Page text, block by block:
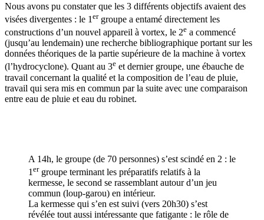
Nous avons pu constater que les 3 différents objectifs avaient des
visées divergentes : le 1 ergroupe a entamé directement les
constructions d’un nouvel appareil à vortex, le 2e a commencé
(jusqu’au lendemain) une recherche bibliographique portant sur les
données théoriques de la partie supérieure de la machine à vortex
(l’hydrocyclone). Quant au 3e et dernier groupe, une ébauche de
travail concernant la qualité et la composition de l’eau de pluie,
travail qui sera mis en commun par la suite avec une comparaison
entre eau de pluie et eau du robinet.
A 14h, le groupe (de 70 personnes) s’est scindé en 2 : le
1 ergroupe terminant les préparatifs relatifs à la
kermesse, le second se rassemblant autour d’un jeu
commun (loup-garou) en intérieur.
La kermesse qui s’en est suivi (vers 20h30) s’est
révélée tout aussi intéressante que fatigante : le rôle de